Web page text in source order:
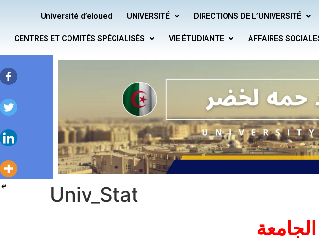
Université d’eloued UNIVERSITÉ DIRECTIONS DE L’UNIVERSITÉ
CENTRES ET COMITÉS SPÉCIALISÉS VIE ÉTUDIANTE AFFAIRES
Univ_Stat